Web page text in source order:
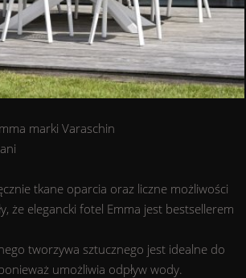
marki Varaschin
tkane oparcia oraz liczne możliwości
że elegancki fotel Emma jest bestsellerem
tworzywa sztucznego jest idealne do
umożliwia odpływ wody.